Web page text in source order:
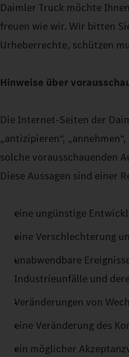
Daimler Truck möchte
freuen wie wir. Wir bitten
Urheberrechte, schützen
Hinweise über
Die Internet-Seiten der
„antizipieren“,
solche vorausschauenden
Diese Aussagen sind einer
eine ungünstige
eine Verschlechterung
unabwendbare
Industrieunfälle und
Veränderungen von
eine Veränderung des
ein möglicher